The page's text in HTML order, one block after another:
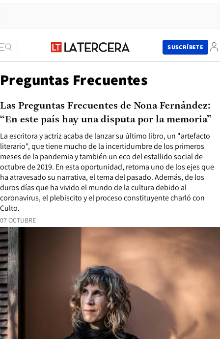
SUSCRÍBETE
Preguntas Frecuentes
07 OCTUBRE
La escritora y actriz acaba de lanzar su último libro, un "artefacto
literario", que tiene mucho de la incertidumbre de los primeros
meses de la pandemia y también un eco del estallido social de
octubre de 2019. En esta oportunidad, retoma uno de los ejes que
ha atravesado su narrativa, el tema del pasado. Además, de los
duros días que ha vivido el mundo de la cultura debido al
coronavirus, el plebiscito y el proceso constituyente charló con
Culto.
Las Preguntas Frecuentes de Nona Fernández:
“En este país hay una disputa por la memoria”